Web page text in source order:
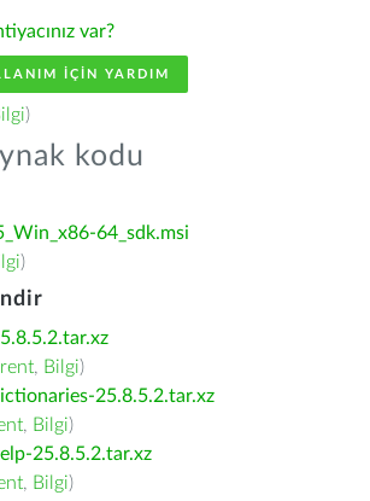
var?
IÇIN YARDIM
)
kodu
64_sdk.msi
)
, Bilgi)
25.8.5.2.tar.xz
, Bilgi)
25.8.5.2.tar.xz
, Bilgi)